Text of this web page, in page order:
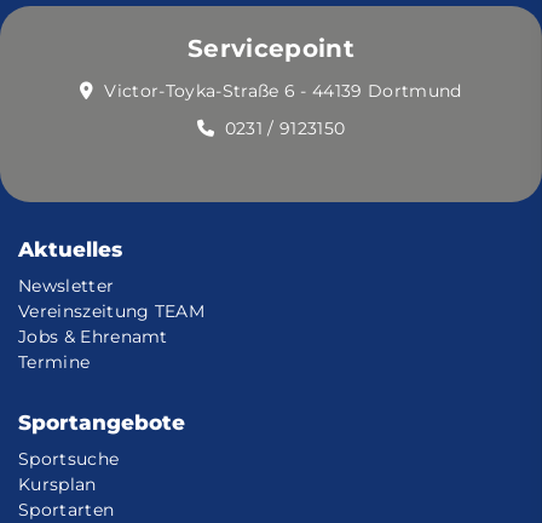
Servicepoint
Victor-Toyka-Straße 6 - 44139 Dortmund
0231 / 9123150
Aktuelles
Newsletter
Vereinszeitung TEAM
Jobs & Ehrenamt
Termine
Sportangebote
Sportsuche
Kursplan
Sportarten